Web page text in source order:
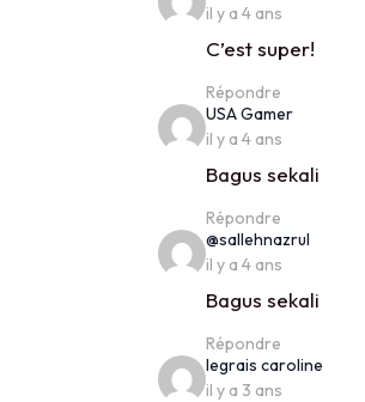
il y a 4 ans
C’est super!
Répondre
USA Gamersays:
il y a 4 ans
Bagus sekali
Répondre
@sallehnazrul
il y a 4 ans
Bagus sekali
Répondre
legrais caroline
il y a 3 ans